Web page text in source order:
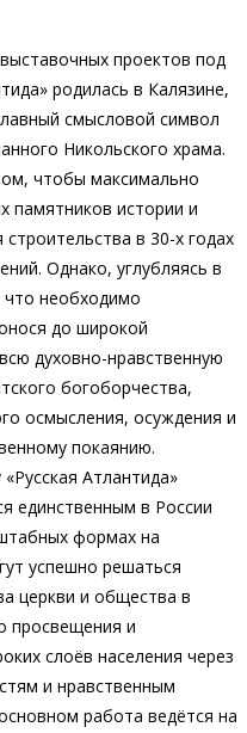
проектов под
родилась в Калязине,
смысловой символ
Никольского храма.
чтобы максимально
памятников истории и
в 30-х годах
Однако, углубляясь в
необходимо
до широкой
духовно-нравственную
богоборчества,
осмысления, осуждения и
покаянию.
Атлантида»
единственным в России
формах на
успешно решаться
церкви и общества в
просвещения и
слоёв населения через
и нравственным
работа ведётся на